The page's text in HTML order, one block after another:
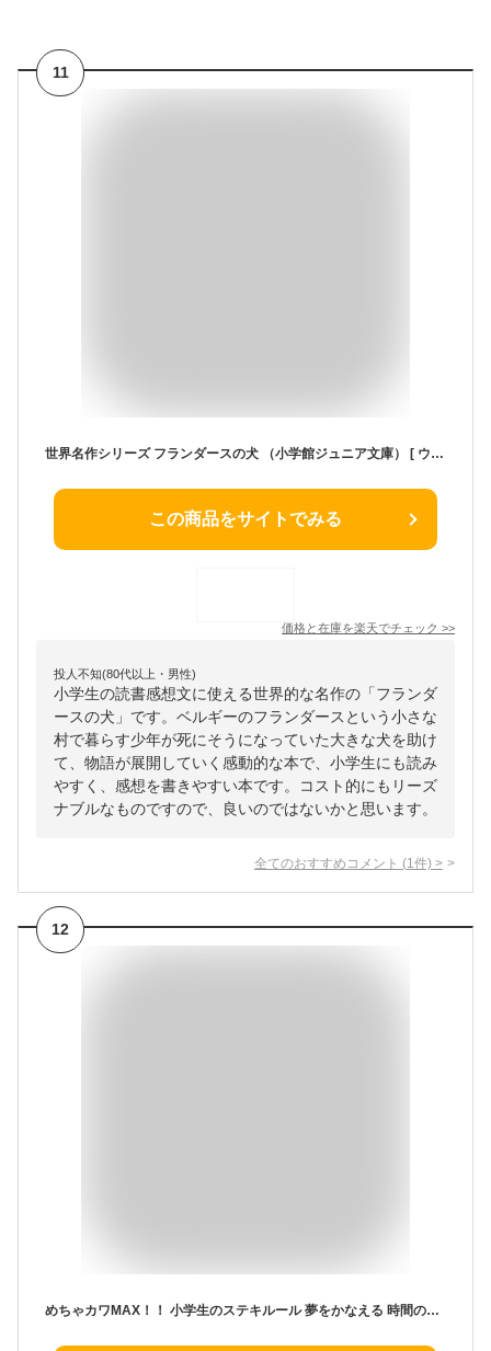
11
世界名作シリーズ フランダースの犬 （小学館ジュニア文庫） [ ウィーダ ]
この商品をサイトでみる
価格と在庫を楽天でチェック >>
投人不知(80代以上・男性)
小学生の読書感想文に使える世界的な名作の「フランダ
ースの犬」です。ベルギーのフランダースという小さな
村で暮らす少年が死にそうになっていた大きな犬を助け
て、物語が展開していく感動的な本で、小学生にも読み
やすく、感想を書きやすい本です。コスト的にもリーズ
ナブルなものですので、良いのではないかと思います。
全てのおすすめコメント (1 件) >
12
めちゃカワMAX！！ 小学生のステキルール 夢をかなえる 時間の使い方BOOK ／ 新星出版社